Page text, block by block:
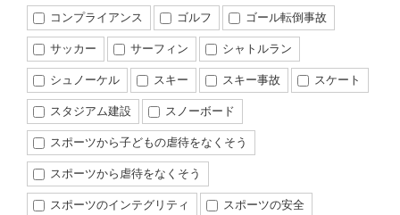
コンプライアンス
ゴルフ
ゴール転倒事故
サッカー
サーフィン
シャトルラン
シュノーケル
スキー スキー事故
スケート
スタジアム建設
スノーボード
スポーツから子どもの虐待をなくそう
スポーツから虐待をなくそう
スポーツのインテグリティ
スポーツの安全